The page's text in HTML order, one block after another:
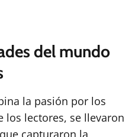
del mundo
la pasión por los
los lectores, se llevaron
capturaron la